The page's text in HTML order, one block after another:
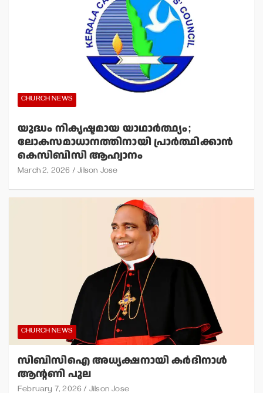
CHURCH NEWS
യുദ്ധം നികൃഷ്ടമായ യാഥാര്‍ത്ഥ്യം;
ലോകസമാധാനത്തിനായി പ്രാര്‍ത്ഥിക്കാന്‍
കെസിബിസി ആഹ്വാനം
March 2, 2026 Jilson Jose
CHURCH NEWS
സിബിസിഐ അധ്യക്ഷനായി കര്‍ദിനാള്‍
ആന്റണി പൂല
February 7, 2026 Jilson Jose